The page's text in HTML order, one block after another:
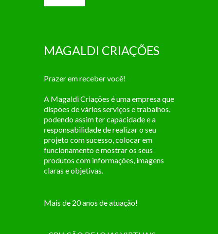
MAGALDI CRIAÇÕES
Prazer em receber você!
A Magaldi Criações é uma empresa que
dispões de vários serviços e trabalhos,
podendo assim ter capacidade e a
responsabilidade de realizar o seu
projeto com sucesso, colocar em
funcionamento e mostrar os seus
produtos com informações, imagens
claras e objetivas.
Mais de 20 anos de atuação!